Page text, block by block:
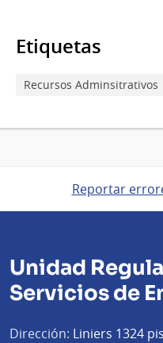
Etiquetas
Recursos Adminsitrativos
Reportar
Unidad
Servicios de
Dirección: Liniers 1324